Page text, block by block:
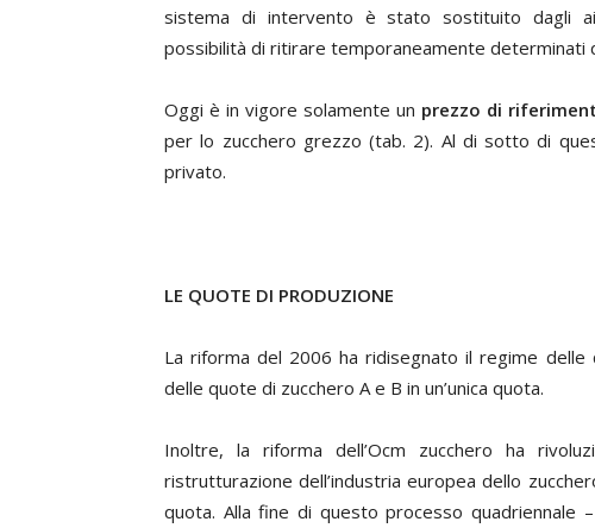
sistema di intervento è stato sostituito dagli
possibilità di ritirare temporaneamente determinati
Oggi è in vigore solamente un prezzo di
per lo zucchero grezzo (tab. 2). Al di sotto di
privato.
LE QUOTE DI PRODUZIONE
La riforma del 2006 ha ridisegnato il regime
delle quote di zucchero A e B in un’unica quota.
Inoltre, la riforma dell’Ocm zucchero ha
ristrutturazione dell’industria europea dello
quota. Alla fine di questo processo